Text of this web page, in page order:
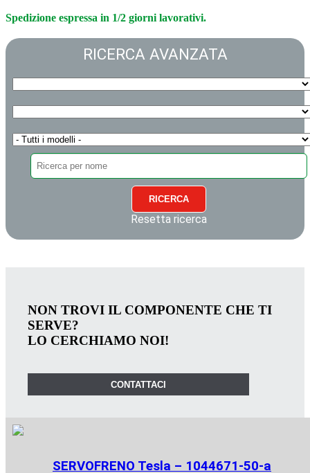
Spedizione espressa in 1/2 giorni lavorativi.
RICERCA AVANZATA
RICERCA
Resetta ricerca
NON TROVI IL COMPONENTE CHE TI
SERVE?
LO CERCHIAMO NOI!
CONTATTACI
SERVOFRENO Tesla – 1044671-50-a